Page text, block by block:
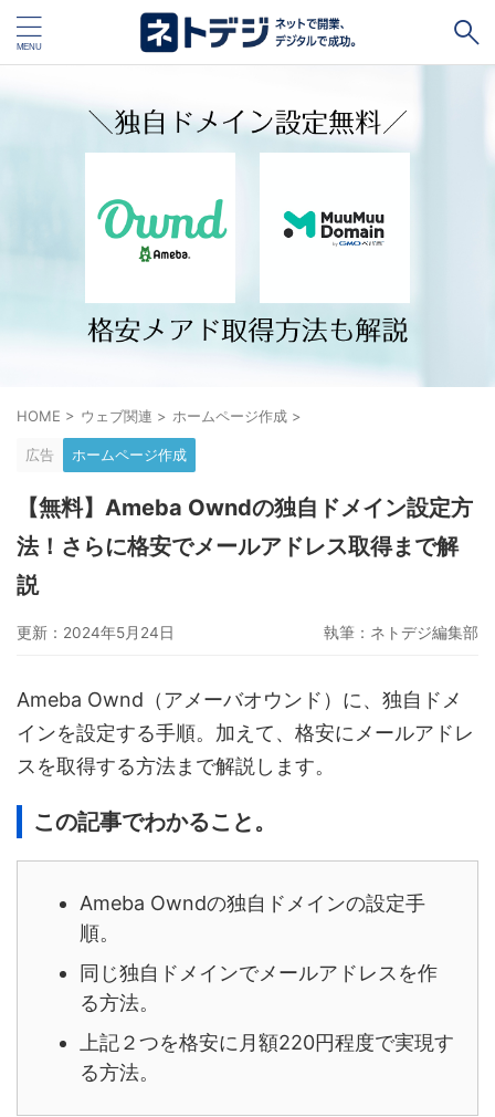
ネットショップ開設１vs１ 無料ネットショップ
ペライチ キャッシュレス決済端末１vs１ ジンドゥー
楽天ペイ stera pack WordPress
ハンドメイド販売 ホームページ作成サービス１vs１
グーペ デジタルコンテンツ販売 仕入れサイト
HOME > ウェブ関連 > ホームページ作成 >
広告 ホームページ作成
【無料】Ameba Owndの独自ドメイン設定方
法！さらに格安でメールアドレス取得まで解
説
更新：2024年5月24日 執筆： ネトデジ編集部
Ameba Ownd（アメーバオウンド）に、独自ドメ
インを設定する手順。加えて、格安にメールアドレ
スを取得する方法まで解説します。
この記事でわかること。
Ameba Owndの独自ドメインの設定手
順。
同じ独自ドメインでメールアドレスを作
る方法。
上記２つを格安に月額220円程度で実現す
る方法。